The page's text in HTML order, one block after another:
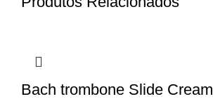
Bach trombone Slide Cream